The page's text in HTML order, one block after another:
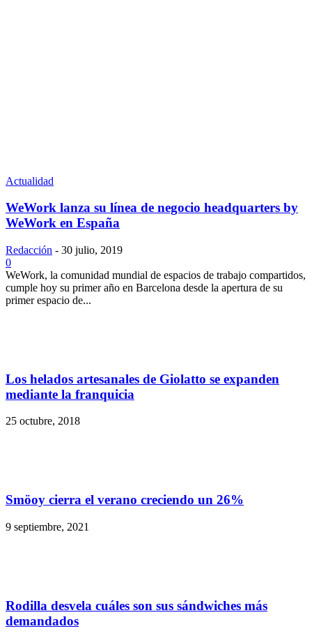
Actualidad
WeWork lanza su línea de negocio headquarters by
WeWork en España
Redacción - 30 julio, 2019
0
WeWork, la comunidad mundial de espacios de trabajo compartidos,
cumple hoy su primer año en Barcelona desde la apertura de su
primer espacio de...
Los helados artesanales de Giolatto se expanden
mediante la franquicia
25 octubre, 2018
Smöoy cierra el verano creciendo un 26%
9 septiembre, 2021
Rodilla desvela cuáles son sus sándwiches más
demandados